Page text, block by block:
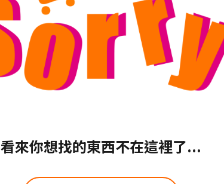
看來你想找的東西不在這裡了...